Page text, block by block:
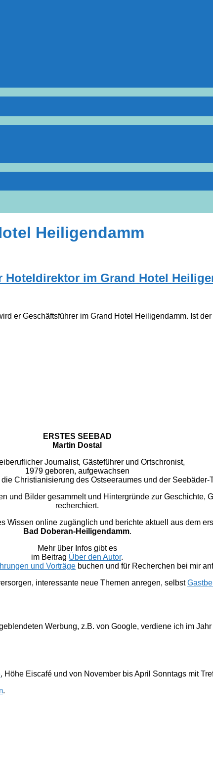
Heiligendamm
im Grand Hotel
er Geschäftsführer im Grand Hotel Heiligendamm. Ist
ERSTES SEEBAD
Martin Dostal
Journalist, Gästeführer und Ortschronist,
1979 geboren, aufgewachsen
Christianisierung des Ostseeraumes und der Seebäder-
und Bilder gesammelt und Hintergründe zur Geschichte,
recherchiert.
Wissen online zugänglich und berichte aktuell aus dem
Bad Doberan-Heiligendamm.
Mehr über Infos gibt es
im Beitrag Über den Autor.
und Vorträge buchen und für Recherchen bei mir
interessante neue Themen anregen, selbst
Werbung, z.B. von Google, verdiene ich im
, Höhe Eiscafé und von November bis April Sonntags mit
.